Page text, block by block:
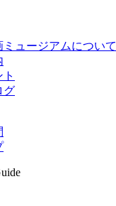
ュージアムについて
グ